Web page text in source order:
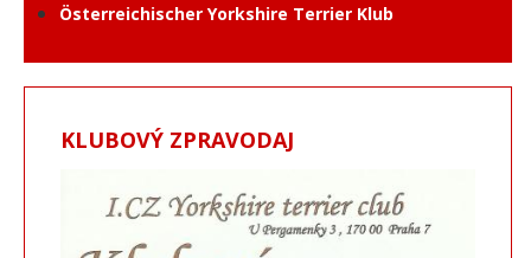
Österreichischer Yorkshire Terrier Klub
KLUBOVÝ ZPRAVODAJ